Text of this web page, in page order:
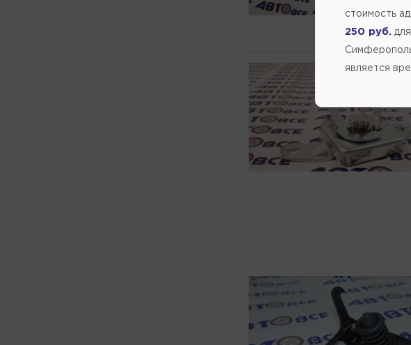
стоимость
250 руб.
является